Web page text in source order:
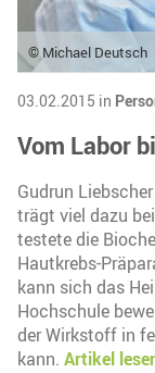
© Michael Deutsch
03.02.2015 in
Vom Labor
Gudrun
trägt viel dazu
testete die
Hautkrebs-
kann sich das
Hochschule
der Wirkstoff in
kann. Artikel